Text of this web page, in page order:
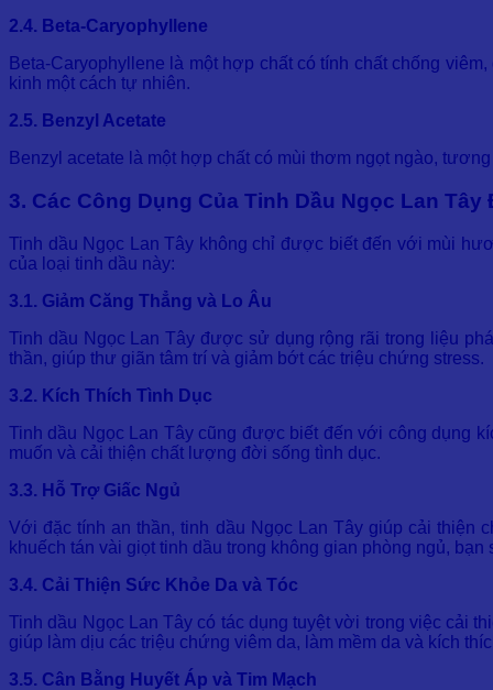
2.4. Beta-Caryophyllene
Beta-Caryophyllene là một hợp chất có tính chất chống
kinh một cách tự nhiên.
2.5. Benzyl Acetate
Benzyl acetate là một hợp chất có mùi thơm ngọt ngào,
3. Các Công Dụng Của Tinh Dầu Ngọc Lan
Tinh dầu Ngọc Lan Tây không chỉ được biết đến với mùi
của loại tinh dầu này:
3.1. Giảm Căng Thẳng và Lo Âu
Tinh dầu Ngọc Lan Tây được sử dụng rộng rãi trong liệu
thần, giúp thư giãn tâm trí và giảm bớt các triệu chứng stress.
3.2. Kích Thích Tình Dục
Tinh dầu Ngọc Lan Tây cũng được biết đến với công dụng
muốn và cải thiện chất lượng đời sống tình dục.
3.3. Hỗ Trợ Giấc Ngủ
Với đặc tính an thần, tinh dầu Ngọc Lan Tây giúp cải thiện
khuếch tán vài giọt tinh dầu trong không gian phòng ngủ,
3.4. Cải Thiện Sức Khỏe Da và Tóc
Tinh dầu Ngọc Lan Tây có tác dụng tuyệt vời trong việc cải
giúp làm dịu các triệu chứng viêm da, làm mềm da và kích
3.5. Cân Bằng Huyết Áp và Tim Mạch